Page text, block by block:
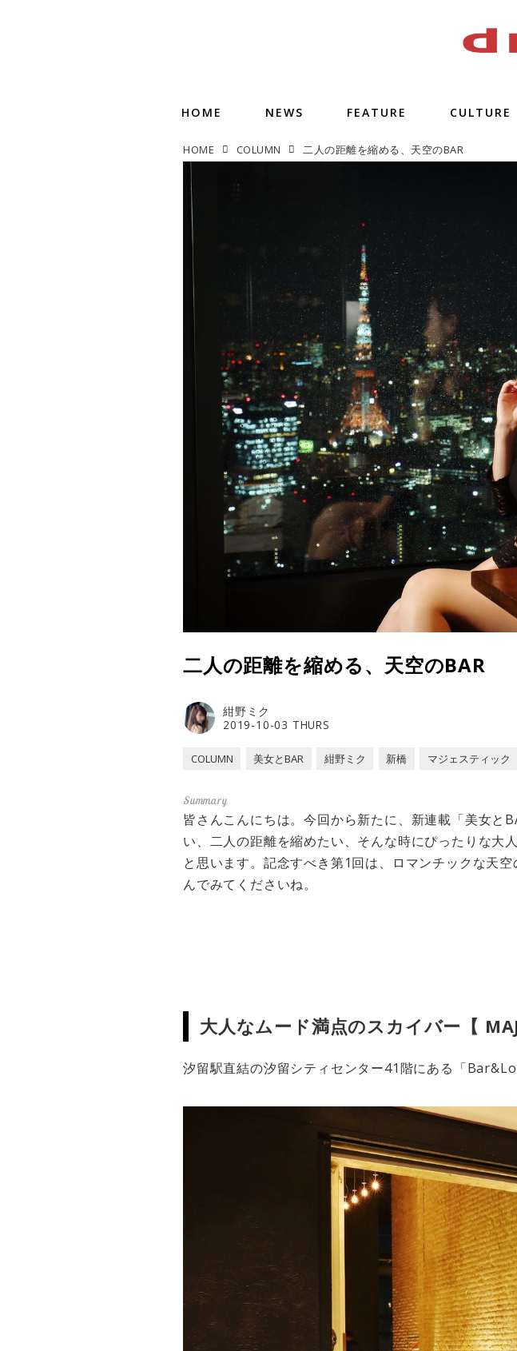
HOME NEWS FEATURE CULTURE
HOME COLUMN 二人の距離を縮める、天空のBAR
二人の距離を縮める、天空のBAR
2019-10-03 THURS
紺野ミク
COLUMN 美女とBAR 紺野ミク 新橋 マジェスティック
皆さんこんにちは。今回から新たに、新連載「美女と
い、二人の距離を縮めたい、そんな時にぴったりな大
と思います。記念すべき第1回は、ロマンチックな天
んでみてくださいね。
大人なムード満点のスカイバー【
汐留駅直結の汐留シティセンター41階にある「